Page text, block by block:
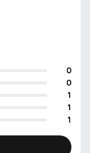
0
0
1
1
1